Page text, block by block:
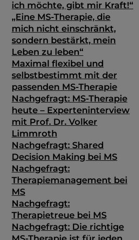
ich möchte, gibt mir Kraft!“
„Eine MS-Therapie, die
mich nicht einschränkt,
sondern bestärkt, mein
Leben zu leben“
Maximal flexibel und
selbstbestimmt mit der
passenden MS-Therapie
Nachgefragt: MS-Therapie
heute – Experteninterview
mit Prof. Dr. Volker
Limmroth
Nachgefragt: Shared
Decision Making bei MS
Nachgefragt:
Therapiemanagement bei
MS
Nachgefragt:
Therapietreue bei MS
Nachgefragt: Die richtige